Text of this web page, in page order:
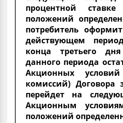
процентной
положений
потребитель
действующем
конца третьего
данного периода
Акционных
комиссий)
перейдет на
Акционным
положений